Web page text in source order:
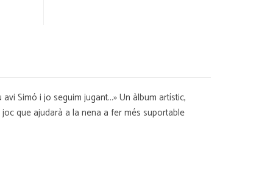
Simó i jo seguim jugant...» Un àlbum artístic,
que ajudarà a la nena a fer més suportable